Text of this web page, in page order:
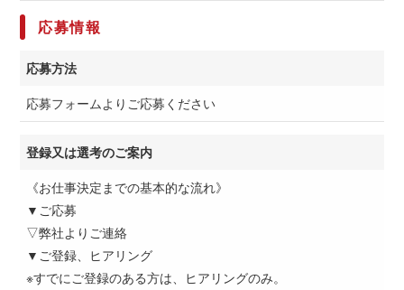
応募情報
応募方法
応募フォームよりご応募ください
登録又は選考のご案内
《お仕事決定までの基本的な流れ》
▼ご応募
▽弊社よりご連絡
▼ご登録、ヒアリング
※すでにご登録のある方は、ヒアリングのみ。